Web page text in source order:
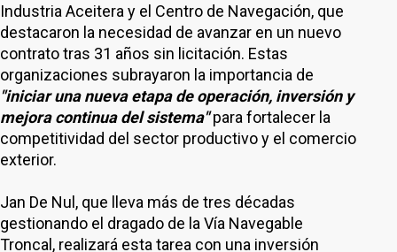
Industria Aceitera y el Centro de Navegación, que
destacaron la necesidad de avanzar en un nuevo
contrato tras 31 años sin licitación. Estas
organizaciones subrayaron la importancia de
"iniciar una nueva etapa de operación, inversión y
mejora continua del sistema"para fortalecer la
competitividad del sector productivo y el comercio
exterior.
Jan De Nul, que lleva más de tres décadas
gestionando el dragado de la Vía Navegable
Troncal, realizará esta tarea con una inversión